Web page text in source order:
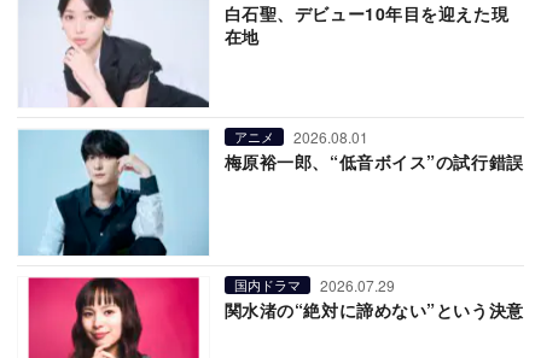
白石聖、デビュー10年目を迎えた現
在地
アニメ 2026.08.01
梅原裕一郎、“低音ボイス”の試行錯誤
国内ドラマ 2026.07.29
関水渚の“絶対に諦めない”という決意